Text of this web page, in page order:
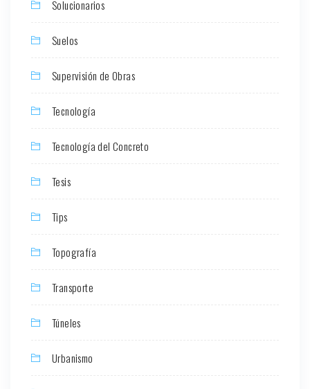
Solucionarios
Suelos
Supervisión de Obras
Tecnología
Tecnología del Concreto
Tesis
Tips
Topografía
Transporte
Túneles
Urbanismo